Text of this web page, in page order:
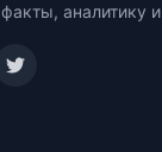
аналитику